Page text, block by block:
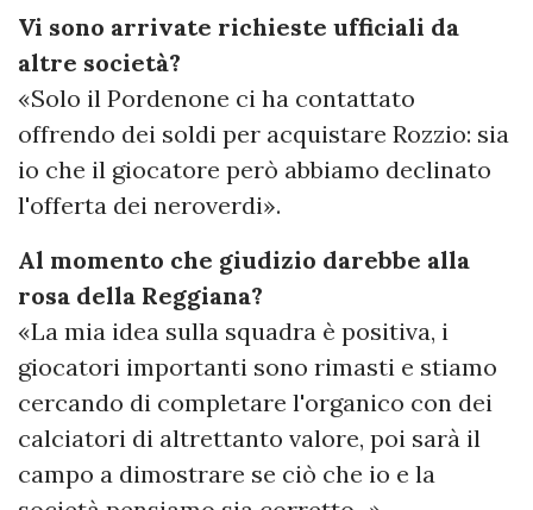
Vi sono arrivate richieste ufficiali da
altre società?
«Solo il Pordenone ci ha contattato
offrendo dei soldi per acquistare Rozzio: sia
io che il giocatore però abbiamo declinato
l'offerta dei neroverdi».
Al momento che giudizio darebbe alla
rosa della Reggiana?
«La mia idea sulla squadra è positiva, i
giocatori importanti sono rimasti e stiamo
cercando di completare l'organico con dei
calciatori di altrettanto valore, poi sarà il
campo a dimostrare se ciò che io e la